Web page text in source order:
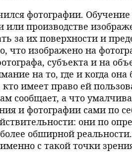
фотографии.
или производстве
за их поверхности и
что изображено на
субъекта и на
на то, где и когда
кто имеет право ей
сообщает, а что
и фотографии сами по
они по
обширной
с такой точки